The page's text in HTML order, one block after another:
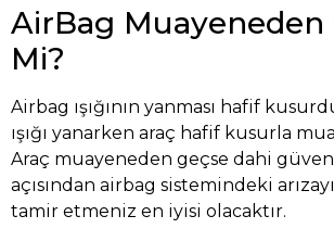
AirBag Muayeneden
Mi?
Airbag ışığının yanması hafif
ışığı yanarken araç hafif kusurla
Araç muayeneden geçse dahi
açısından airbag sistemindeki
tamir etmeniz en iyisi olacaktır.